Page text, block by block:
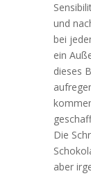
und
bei
ein
dieses
Die
aber